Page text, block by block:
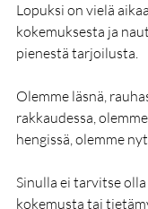
Lopuksi on vielä
kokemuksesta ja
pienestä tarjoilusta.
Olemme läsnä,
rakkaudessa,
hengissä, olemme
Sinulla ei tarvitse
kokemusta tai